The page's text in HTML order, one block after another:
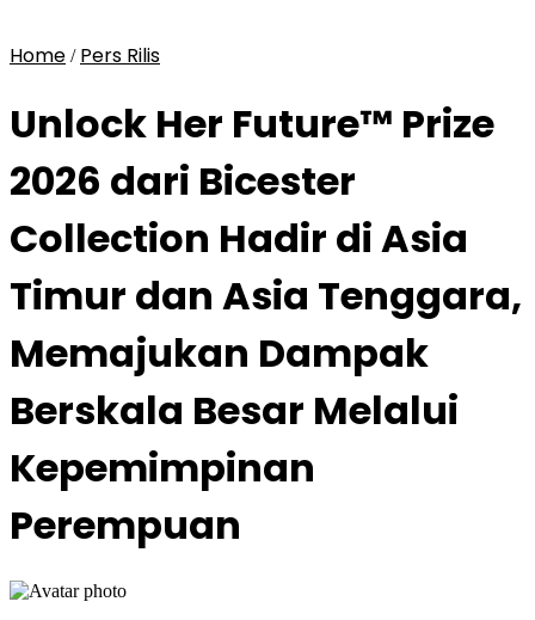
Home / Pers Rilis
Unlock Her Future™ Prize
2026 dari Bicester
Collection Hadir di Asia
Timur dan Asia Tenggara,
Memajukan Dampak
Berskala Besar Melalui
Kepemimpinan
Perempuan